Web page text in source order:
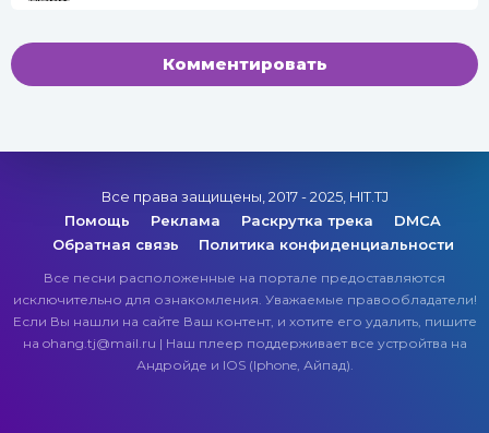
Комментировать
Все права защищены, 2017 - 2025, HIT.TJ
Помощь
Реклама Раскрутка трека
DMCA
Обратная связь
Политика конфиденциальности
Все песни расположенные на портале предоставляются
исключительно для ознакомления. Уважаемые правообладатели!
Если Вы нашли на сайте Ваш контент, и хотите его удалить, пишите
на ohang.tj@mail.ru | Наш плеер поддерживает все устройтва на
Андройде и IOS (Iphone, Айпад).